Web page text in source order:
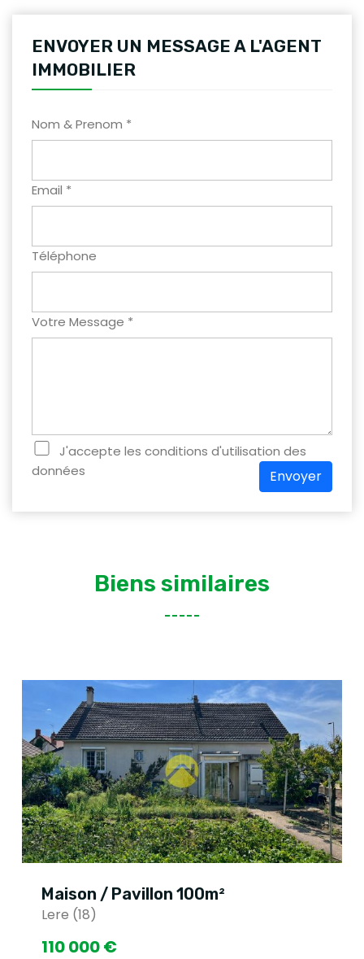
ENVOYER UN MESSAGE A L'AGENT
IMMOBILIER
Nom & Prenom *
Email *
Téléphone
Votre Message *
J'accepte les conditions d'utilisation des
données
Envoyer
Biens similaires
Maison / Pavillon 100m²
Lere (18)
110 000 €